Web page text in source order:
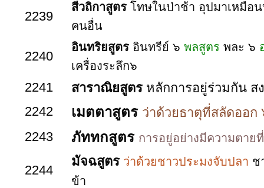
2239
สีวถิกาสูตร โทษในป่าช้า อุปมาเหมือ
คนอื่น
2240
อินทริยสูตร อินทรีย์ ๖ พลสูตร พละ ๖
เครื่องระลึก๖
2241 สาราณิยสูตร หลักการอยู่ร่วมกัน ส
2242
เมตตาสูตร ว่าด้วยธาตุที่สลัดออก
2243
ภัททกสูตร การอยู่อย่างมีความตาย
2244
มัจฉสูตร ว่าด้วยชาวประมงจับปลา ช
ข้า